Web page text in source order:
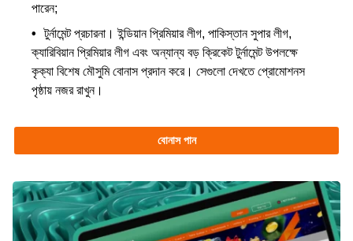
পারেন;
টুর্নামেন্ট প্রচারনা। ইন্ডিয়ান প্রিমিয়ার লীগ, পাকিস্তান সুপার লীগ,
ক্যারিবিয়ান প্রিমিয়ার লীগ এবং অন্যান্য বড় ক্রিকেট টুর্নামেন্ট উপলক্ষে
কৃক্যা বিশেষ মৌসুমি বোনাস প্রদান করে। সেগুলো দেখতে প্রোমোশনস
পৃষ্ঠায় নজর রাখুন।
বোনাস পান